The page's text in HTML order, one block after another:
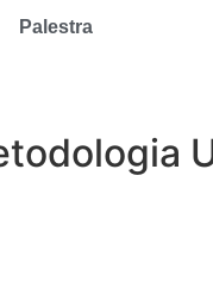
Palestra